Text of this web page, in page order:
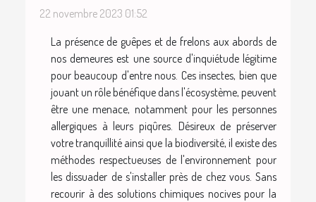
22 novembre 2023 01:52
La présence de guêpes et de frelons aux abords de
nos demeures est une source d'inquiétude légitime
pour beaucoup d'entre nous. Ces insectes, bien que
jouant un rôle bénéfique dans l'écosystème, peuvent
être une menace, notamment pour les personnes
allergiques à leurs piqûres. Désireux de préserver
votre tranquillité ainsi que la biodiversité, il existe des
méthodes respectueuses de l'environnement pour
les dissuader de s'installer près de chez vous. Sans
recourir à des solutions chimiques nocives pour la